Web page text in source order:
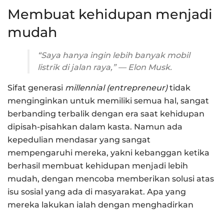
Membuat kehidupan menjadi
mudah
“Saya hanya ingin lebih banyak mobil
listrik di jalan raya,” — Elon Musk.
Sifat generasi millennial (entrepreneur)tidak
menginginkan untuk memiliki semua hal, sangat
berbanding terbalik dengan era saat kehidupan
dipisah-pisahkan dalam kasta. Namun ada
kepedulian mendasar yang sangat
mempengaruhi mereka, yakni kebanggan ketika
berhasil membuat kehidupan menjadi lebih
mudah, dengan mencoba memberikan solusi atas
isu sosial yang ada di masyarakat. Apa yang
mereka lakukan ialah dengan menghadirkan